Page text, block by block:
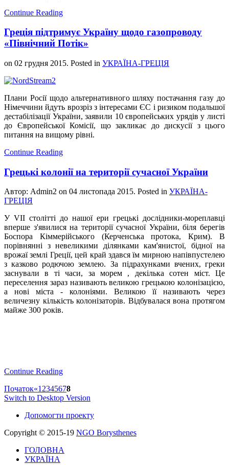
Continue Reading
Греція підтримує Україну щодо газопроводу
«Північний Потік»
on 02 грудня 2015. Posted in УКРАЇНА-ГРЕЦІЯ
Плани Росії щодо альтернативного шляху постачання газу до
Німеччини йдуть врозріз з інтересами ЄС і ризиком подальшої
дестабілізації України, заявили 10 європейських урядів у листі
до Європейської Комісії, що закликає до дискусії з цього
питання на вищому рівні.
Continue Reading
Грецькі колонії на території сучасної України
Автор: Admin2 on 04 листопада 2015. Posted in УКРАЇНА-
ГРЕЦІЯ
У VII столітті до нашої ери грецькі дослідники-мореплавці
вперше з'явилися на території сучасної України, біля берегів
Боспора Кіммерійського (Керченська протока, Крим). В
порівнянні з невеликими ділянками кам'янистої, бідної на
врожаї землі Греції, цей край здався їм мирною напівпустелею
з казково родючою землею. За підрахунками вчених, греки
заснували в ті часи, за морем , декілька сотен міст. Це
переселення зараз називають великою грецькою колонізацією,
а нові міста - колоніями. Великою її називають через
величезну кількість колонізаторів. Відбувалася вона протягом
майже 300 років.
Continue Reading
Початок«1 2345678
Switch to Desktop Version
Допомогти проекту
Copyright © 2015-19 NGO Borysthenes
ГОЛОВНА
УКРАЇНА